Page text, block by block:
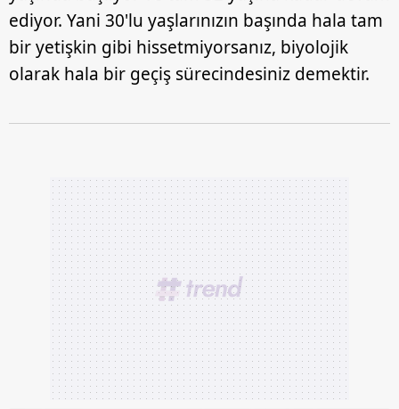
ediyor. Yani 30'lu yaşlarınızın başında hala tam
bir yetişkin gibi hissetmiyorsanız, biyolojik
olarak hala bir geçiş sürecindesiniz demektir.